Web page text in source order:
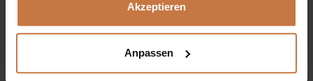
Akzeptieren
Anpassen